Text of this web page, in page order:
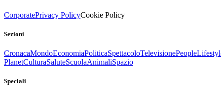
CorporatePrivacy PolicyCookie Policy
Sezioni
CronacaMondoEconomiaPoliticaSpettacoloTelevisionePeople
PlanetCulturaSaluteScuolaAnimaliSpazio
Speciali